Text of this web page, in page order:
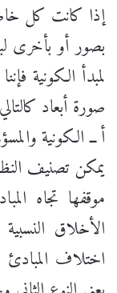
إذا كانت كل
بصور أو بأخرى
لمبدأ الكونية
صورة أبعاد
أ ــ الكونية
يمكن تصنيف
موقفها تجاه
الأخلاق
اختلاف المبادئ